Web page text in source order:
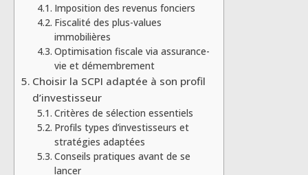
Imposition des revenus fonciers
Fiscalité des plus-values
immobilières
Optimisation fiscale via assurance-
vie et démembrement
Choisir la SCPI adaptée à son profil
d’investisseur
Critères de sélection essentiels
Profils types d’investisseurs et
stratégies adaptées
Conseils pratiques avant de se
lancer